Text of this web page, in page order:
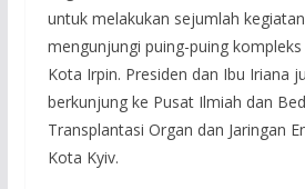
untuk melakukan sejumlah
mengunjungi puing-puing
Kota Irpin. Presiden dan Ibu Iriana
berkunjung ke Pusat Ilmiah dan
Transplantasi Organ dan Jaringan
Kota Kyiv.